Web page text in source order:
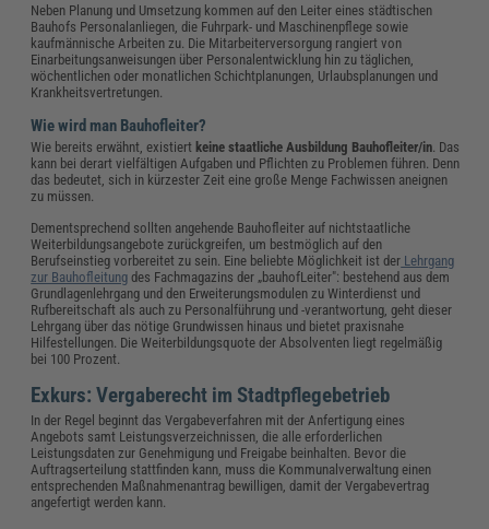
Neben Planung und Umsetzung kommen auf den Leiter eines städtischen
Bauhofs Personalanliegen, die Fuhrpark- und Maschinenpflege sowie
kaufmännische Arbeiten zu. Die Mitarbeiterversorgung rangiert von
Einarbeitungsanweisungen über Personalentwicklung hin zu täglichen,
wöchentlichen oder monatlichen Schichtplanungen, Urlaubsplanungen und
Krankheitsvertretungen.
Wie wird man Bauhofleiter?
Wie bereits erwähnt, existiertkeine staatliche Ausbildung Bauhofleiter/in . Das
kann bei derart vielfältigen Aufgaben und Pflichten zu Problemen führen. Denn
das bedeutet, sich in kürzester Zeit eine große Menge Fachwissen aneignen
zu müssen.
Dementsprechend sollten angehende Bauhofleiter auf nichtstaatliche
Weiterbildungsangebote zurückgreifen, um bestmöglich auf den
Berufseinstieg vorbereitet zu sein. Eine beliebte Möglichkeit ist der Lehrgang
zur Bauhofleitung des Fachmagazins der „bauhofLeiter": bestehend aus dem
Grundlagenlehrgang und den Erweiterungsmodulen zu Winterdienst und
Rufbereitschaft als auch zu Personalführung und -verantwortung, geht dieser
Lehrgang über das nötige Grundwissen hinaus und bietet praxisnahe
Hilfestellungen. Die Weiterbildungsquote der Absolventen liegt regelmäßig
bei 100 Prozent.
Exkurs: Vergaberecht im Stadtpflegebetrieb
In der Regel beginnt das Vergabeverfahren mit der Anfertigung eines
Angebots samt Leistungsverzeichnissen, die alle erforderlichen
Leistungsdaten zur Genehmigung und Freigabe beinhalten. Bevor die
Auftragserteilung stattfinden kann, muss die Kommunalverwaltung einen
entsprechenden Maßnahmenantrag bewilligen, damit der Vergabevertrag
angefertigt werden kann.